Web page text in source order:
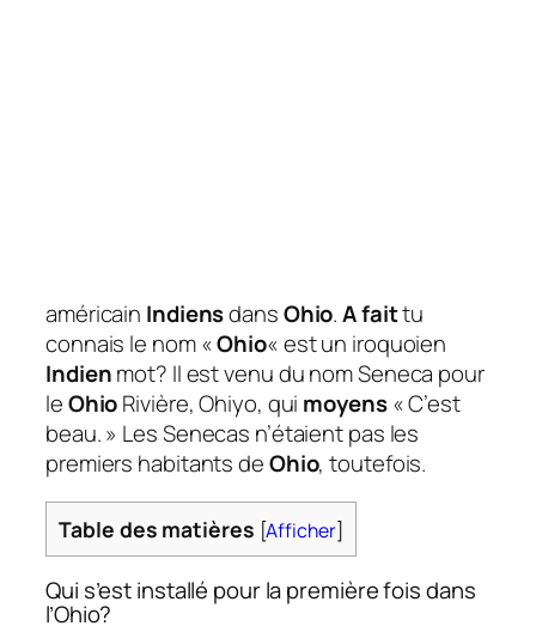
américain IndiensdansOhio.A faittu
connais le nom «Ohio« est un iroquoien
Indienmot? Il est venu du nom Seneca pour
leOhioRivière, Ohiyo, qui moyens« C’est
beau. » Les Senecas n’étaient pas les
premiers habitants deOhio, toutefois.
Table des matières [Afficher]
Qui s’est installé pour la première fois dans
l’Ohio?